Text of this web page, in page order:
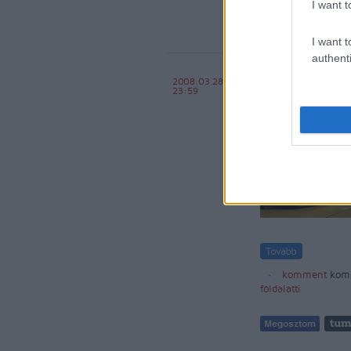
I want
I want
2008.03.28
23:59
komment
földalatti